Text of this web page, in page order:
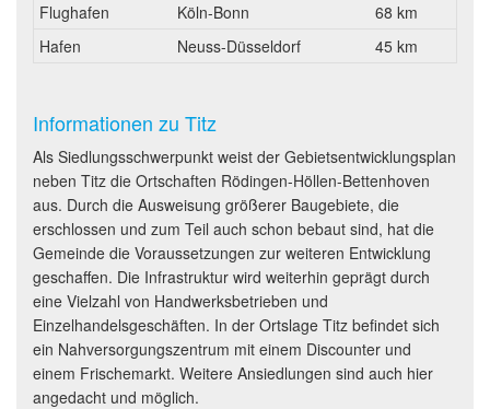
Flughafen
Köln-Bonn
68 km
Hafen
Neuss-Düsseldorf 45 km
Informationen zu Titz
Als Siedlungsschwerpunkt weist der Gebietsentwicklungsplan
neben Titz die Ortschaften Rödingen-Höllen-Bettenhoven
aus. Durch die Ausweisung größerer Baugebiete, die
erschlossen und zum Teil auch schon bebaut sind, hat die
Gemeinde die Voraussetzungen zur weiteren Entwicklung
geschaffen. Die Infrastruktur wird weiterhin geprägt durch
eine Vielzahl von Handwerksbetrieben und
Einzelhandelsgeschäften. In der Ortslage Titz befindet sich
ein Nahversorgungszentrum mit einem Discounter und
einem Frischemarkt. Weitere Ansiedlungen sind auch hier
angedacht und möglich.